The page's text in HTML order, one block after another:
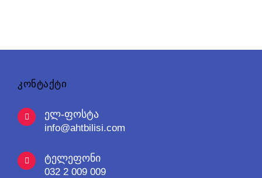
კონტაქტი
ელ-ფოსტა
info@ahtbilisi.com
ტელეფონი
032 2 009 009